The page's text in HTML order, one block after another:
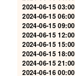
2024-06-15 03:00
2024-06-15 06:00
2024-06-15 09:00
2024-06-15 12:00
2024-06-15 15:00
2024-06-15 18:00
2024-06-15 21:00
2024-06-16 00:00